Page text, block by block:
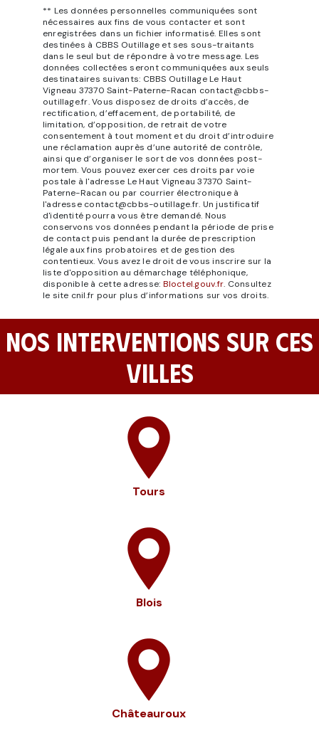
** Les données personnelles communiquées sont
nécessaires aux fins de vous contacter et sont
enregistrées dans un fichier informatisé. Elles sont
destinées à CBBS Outillage et ses sous-traitants
dans le seul but de répondre à votre message. Les
données collectées seront communiquées aux seuls
destinataires suivants: CBBS Outillage Le Haut
Vigneau 37370 Saint-Paterne-Racan contact@cbbs-
outillage.fr. Vous disposez de droits d’accès, de
rectification, d’effacement, de portabilité, de
limitation, d’opposition, de retrait de votre
consentement à tout moment et du droit d’introduire
une réclamation auprès d’une autorité de contrôle,
ainsi que d’organiser le sort de vos données post-
mortem. Vous pouvez exercer ces droits par voie
postale à l'adresse Le Haut Vigneau 37370 Saint-
Paterne-Racan ou par courrier électronique à
l'adresse contact@cbbs-outillage.fr. Un justificatif
d'identité pourra vous être demandé. Nous
conservons vos données pendant la période de prise
de contact puis pendant la durée de prescription
légale aux fins probatoires et de gestion des
contentieux. Vous avez le droit de vous inscrire sur la
liste d'opposition au démarchage téléphonique,
disponible à cette adresse: Bloctel.gouv.fr. Consultez
le site cnil.fr pour plus d’informations sur vos droits.
NOS INTERVENTIONS SUR CES
VILLES
Tours
Blois
Châteauroux